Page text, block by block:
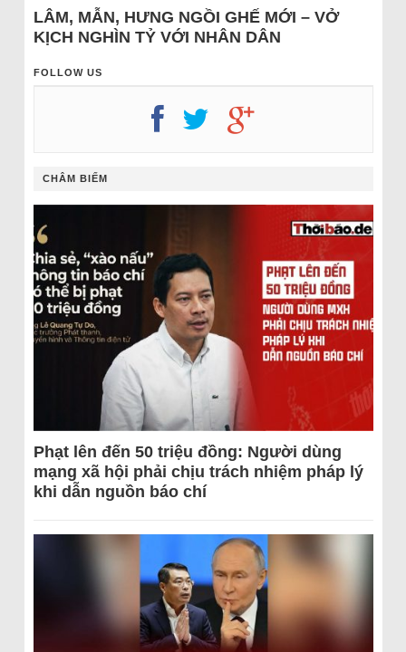
LÂM, MẪN, HƯNG NGỒI GHẾ MỚI – VỞ
KỊCH NGHÌN TỶ VỚI NHÂN DÂN
FOLLOW US
CHÂM BIẾM
Phạt lên đến 50 triệu đồng: Người dùng
mạng xã hội phải chịu trách nhiệm pháp lý
khi dẫn nguồn báo chí